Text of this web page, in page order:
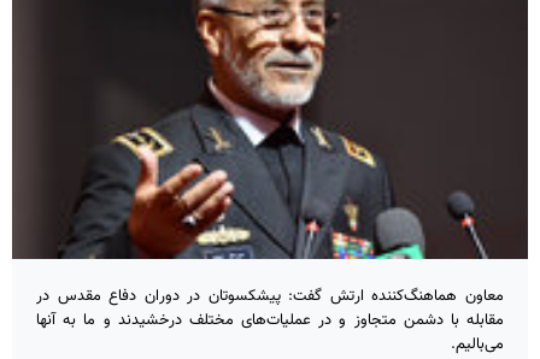
معاون هماهنگ‌کننده ارتش گفت: پیشکسوتان در دوران دفاع مقدس در
مقابله با دشمن متجاوز و در عملیات‌های مختلف درخشیدند و ما به آنها
می‌بالیم.